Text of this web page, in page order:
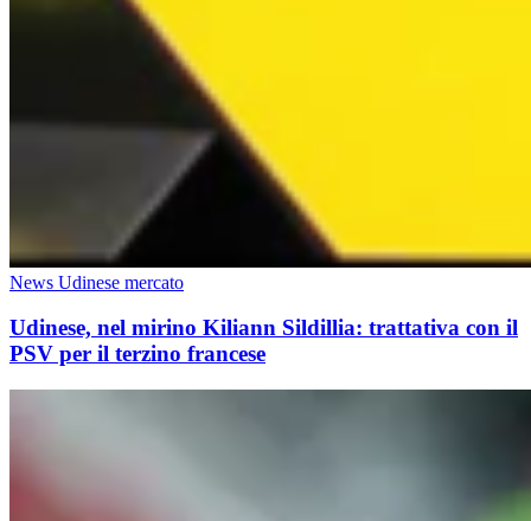
News Udinese mercato
Udinese, nel mirino Kiliann Sildillia: trattativa con il
PSV per il terzino francese